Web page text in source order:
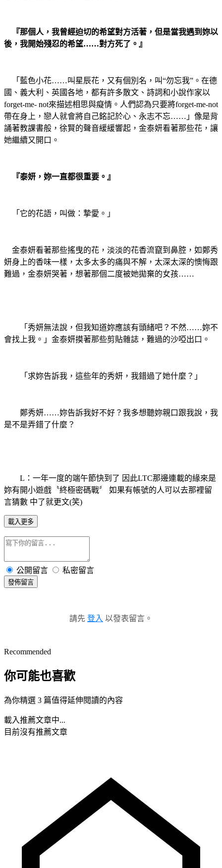
『那個人，我曾經迫切的希望對方活著，但是當我遇到妳以
後，我開始殘忍的希望……對方死了。』
「藍色小花……叫星辰花，又有個別名，叫“勿忘我”。在德
國、義大利、英國各地，都有許多散文、詩詞和小說作家以
forget-me- not來描述相思與癡情。人們認為只要將forget-me-not
帶在身上，戀人就會將自己銘記於心、永志不忘……」像是背
誦著教課書般，徐賢的聲音緩緩響起，金泰妍看著那些花，讓
她繼續又開口。
『泰妍，妳一直都很重要。』
「它的花語，叫做：摯愛。」
金泰妍看著那些搖曳的花，淡淡的花香流竄到鼻腔，如鄭秀
妍身上的香味一樣，太多太多的痛與不解，太深太深的懊悔跟
難過，金泰妍哭著，想著那個二度被她拋棄的女孩……
「秀妍無法說，但我知道妳應該有頭緒吧？不然……妳不
會找上我。」金泰妍摸著那些剪貼雜誌，難過的沙啞出口。
「求妳告訴我，這些年的秀妍，我錯過了她什麼？」
鄭秀妍……妳告訴我好不好？我多想聽妳親口跟我說，我
是不是弄錯了什麼？
L：一年一度的端午節快到了 因此LTC那邊連載的緣來是
妳有開小遊戲〝終極密碼戰〞 如果有帳號的人可以去那裡留
言猜數 中了就更文(笑)
載入更多
公開留言 私密留言
發佈留言
請先 登入 以發表留言。
Recommended
你可能也喜歡
為你精選 3 篇值得延伸閱讀的內容
載入推薦文章中...
目前沒有推薦文章